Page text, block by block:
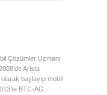
Çözümler Uzmanı
Arista
olarak başlayıp mobil
BTC-AG